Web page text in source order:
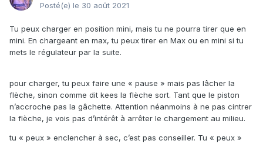
Posté(e) le 30 août 2021
Tu peux charger en position mini, mais tu ne pourra tirer que en
mini. En chargeant en max, tu peux tirer en Max ou en mini si tu
mets le régulateur par la suite.
pour charger, tu peux faire une « pause » mais pas lâcher la
flèche, sinon comme dit kees la flèche sort. Tant que le piston
n’accroche pas la gâchette. Attention néanmoins à ne pas cintrer
la flèche, je vois pas d’intérêt à arrêter le chargement au milieu.
tu « peux » enclencher à sec, c’est pas conseiller. Tu « peux »